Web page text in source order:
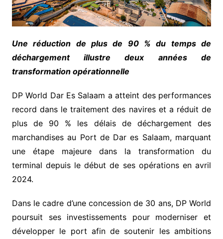
Une réduction de plus de 90 % du temps de
déchargement illustre deux années de
transformation opérationnelle
DP World Dar Es Salaam a atteint des performances
record dans le traitement des navires et a réduit de
plus de 90 % les délais de déchargement des
marchandises au Port de Dar es Salaam, marquant
une étape majeure dans la transformation du
terminal depuis le début de ses opérations en avril
2024.
Dans le cadre d’une concession de 30 ans, DP World
poursuit ses investissements pour moderniser et
développer le port afin de soutenir les ambitions